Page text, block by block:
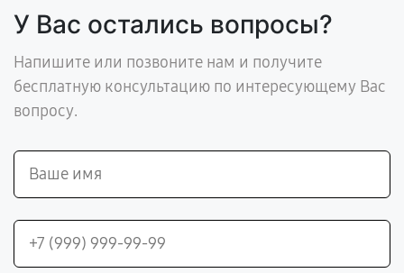
У Вас остались вопросы?
Напишите или позвоните нам и получите
бесплатную консультацию по интересующему Вас
вопросу.